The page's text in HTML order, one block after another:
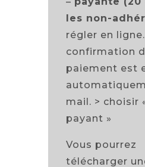
les non-
régler en
confirmation
paiement est
mail. > choisir
payant »
Vous pourrez
télécharger